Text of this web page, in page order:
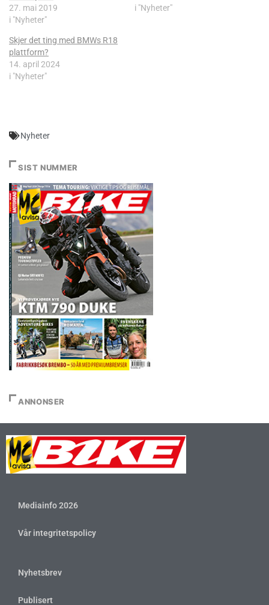
27. mai 2019
i "Nyheter"
i "Nyheter"
Skjer det ting med BMWs R18
plattform?
14. april 2024
i "Nyheter"
Nyheter
SIST NUMMER
ANNONSER
Mediainfo 2026
Vår integritetspolicy
Nyhetsbrev
Publisert